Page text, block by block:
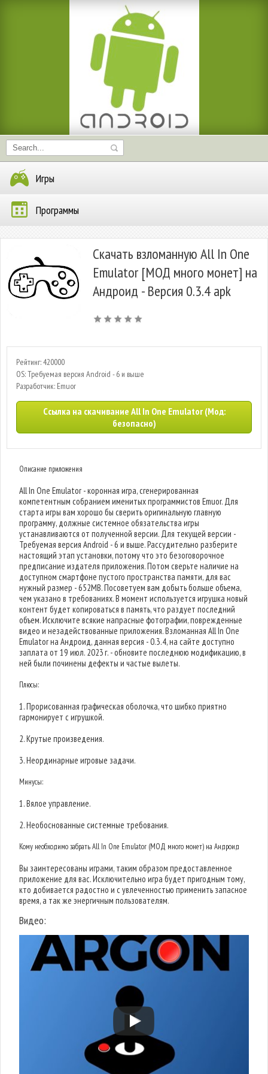
Игры
Программы
Скачать взломанную All In One
Emulator [МОД много монет] на
Андроид - Версия 0.3.4 apk
Рейтинг: 420000
OS: Требуемая версия Android - 6 и выше
Разработчик: Emuor
Ссылка на скачивание All In One Emulator (Мод:
безопасно)
Описание приложения
All In One Emulator - коронная игра, сгенерированная
компетентным собранием именитых программистов Emuor. Для
старта игры вам хорошо бы сверить оригинальную главную
программу, должные системное обязательства игры
устанавливаются от полученной версии. Для текущей версии -
Требуемая версия Android - 6 и выше. Рассудительно разберите
настоящий этап установки, потому что это безоговорочное
предписание издателя приложения. Потом сверьте наличие на
доступном смартфоне пустого пространства памяти, для вас
нужный размер - 652MB. Посоветуем вам добыть больше объема,
чем указано в требованиях. В момент используется игрушка новый
контент будет копироваться в память, что раздует последний
объем. Исключите всякие напрасные фотографии, поврежденные
видео и незадействованные приложения. Взломанная All In One
Emulator на Андроид, данная версия - 0.3.4, на сайте доступно
заплата от 19 июл. 2023 г. - обновите последнюю модификацию, в
ней были починены дефекты и частые вылеты.
Плюсы:
1. Прорисованная графическая оболочка, что шибко приятно
гармонирует с игрушкой.
2. Крутые произведения.
3. Неординарные игровые задачи.
Минусы:
1. Вялое управление.
2. Необоснованные системные требования.
Кому необходимо забрать All In One Emulator (МОД много монет) на Андроид
Вы заинтересованы играми, таким образом предоставленное
приложение для вас. Исключительно игра будет пригодным тому,
кто добивается радостно и с увлеченностью применить запасное
время, а так же энергичным пользователям.
Видео: